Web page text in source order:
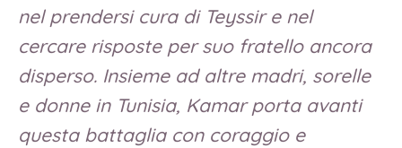
nel prendersi cura di Teyssir e nel
cercare risposte per suo fratello ancora
disperso. Insieme ad altre madri, sorelle
e donne in Tunisia, Kamar porta avanti
questa battaglia con coraggio e